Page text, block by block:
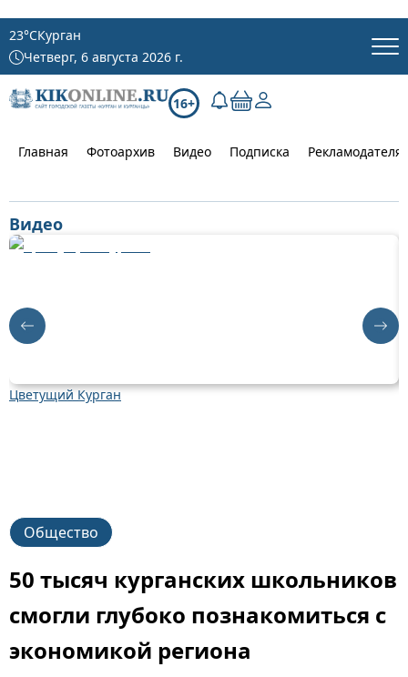
23°CКурган
Четверг, 6 августа 2026 г.
16+
Главная Фотоархив Видео Подписка
Видео
Цветущий Курган
Общество
50 тысяч курганских школьников
смогли глубоко познакомиться с
экономикой региона